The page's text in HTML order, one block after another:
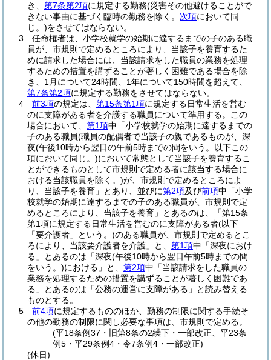
き、 第7条第2項に規定する勤務(災害その他避けることがで
きない事由に基づく臨時の勤務を除く。 次項において同
じ。)をさせてはならない。
3
任命権者は、小学校就学の始期に達するまでの子のある職
員が、市規則で定めるところにより、当該子を養育するた
めに請求した場合には、当該請求をした職員の業務を処理
するための措置を講ずることが著しく困難である場合を除
き、1月について24時間、1年について150時間を超えて、
第7条第2項に規定する勤務をさせてはならない。
4
前3項の規定は、 第15条第1項に規定する日常生活を営む
のに支障がある者を介護する職員について準用する。
この
場合において、 第1項中「小学校就学の始期に達するまでの
子のある職員(職員の配偶者で当該子の親であるものが、深
夜(午後10時から翌日の午前5時までの間をいう。以下この
項において同じ。)において常態として当該子を養育するこ
とができるものとして市規則で定める者に該当する場合に
おける当該職員を除く。)が、市規則で定めるところによ
り、当該子を養育」とあり、並びに第2項及び前項中「小学
校就学の始期に達するまでの子のある職員が、市規則で定
めるところにより、当該子を養育」とあるのは、「第15条
第1項に規定する日常生活を営むのに支障がある者(以下
「要介護者」という。)のある職員が、市規則で定めるとこ
ろにより、当該要介護者を介護」と、 第1項中「深夜におけ
る」とあるのは「深夜(午後10時から翌日午前5時までの間
をいう。)における」と、 第2項中「当該請求をした職員の
業務を処理するための措置を講ずることが著しく困難であ
る」とあるのは「公務の運営に支障がある」と読み替える
ものとする。
5
前4項に規定するもののほか、勤務の制限に関する手続そ
の他の勤務の制限に関し必要な事項は、市規則で定める。
(平18条例37・旧第8条の2繰下・一部改正、平23条
例5・平29条例4・令7条例4・一部改正)
(休日)